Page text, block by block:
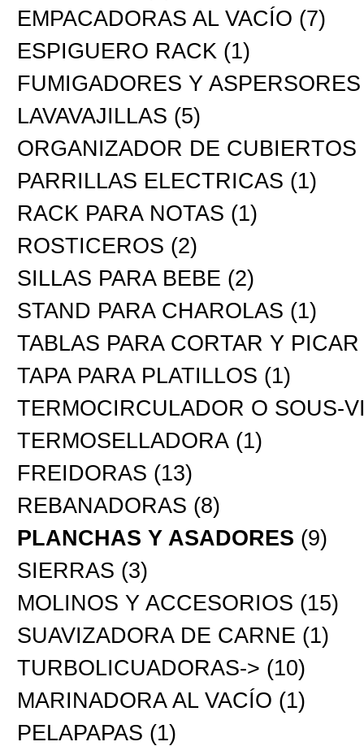
EMPACADORAS AL VACÍO (7)
ESPIGUERO RACK (1)
FUMIGADORES Y ASPERSORES
LAVAVAJILLAS (5)
ORGANIZADOR DE CUBIERTOS
PARRILLAS ELECTRICAS (1)
RACK PARA NOTAS (1)
ROSTICEROS (2)
SILLAS PARA BEBE (2)
STAND PARA CHAROLAS (1)
TABLAS PARA CORTAR Y PICAR
TAPA PARA PLATILLOS (1)
TERMOCIRCULADOR O SOUS-
TERMOSELLADORA (1)
FREIDORAS (13)
REBANADORAS (8)
PLANCHAS Y ASADORES (9)
SIERRAS (3)
MOLINOS Y ACCESORIOS (15)
SUAVIZADORA DE CARNE (1)
TURBOLICUADORAS-> (10)
MARINADORA AL VACÍO (1)
PELAPAPAS (1)